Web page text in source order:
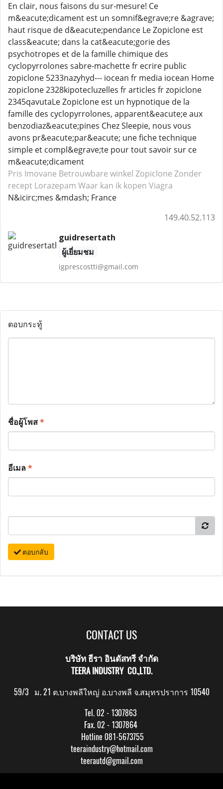
En clair, nous faisons du sur-mesure! Ce
m&eacute;dicament est un somnif&egrave;re &agrave;
haut risque de d&eacute;pendance Le Zopiclone est
class&eacute; dans la cat&eacute;gorie des
psychotropes et de la famille chimique des
cyclopyrrolones sabre-machette fr ecrire public
zopiclone 5233nazyhyd--- iocean fr media iocean Home
zopiclone 2328kipotecluzelles fr articles fr zopiclone
2345qavutaLe Zopiclone est un hypnotique de la
famille des cyclopyrrolones, apparent&eacute;e aux
benzodiaz&eacute;pines Chez Sleepie, nous vous
avons pr&eacute;par&eacute; une fiche technique
simple et compl&egrave;te pour tout savoir sur ce
m&eacute;dicament
Pris Imovane Betrouwbare winkel Zopiclone Zonder
recept Lorazepam Waar kan ik kopen Viagra
N&icirc;mes &mdash; France
149.40.52.113
guidresertath
ผู้เยี่ยมชม
igprescostti@gmail.com
ตอบกระทู้
ชื่อผู้โพส*
อีเมล*
ตอบกลับ
CONTACT US
บริษัท ธีรา อินดัสทรี จำกัด
TEERA INDUSTRY CO.,LTD.
59/3 ม. 21 ต.บางพลีใหญ่ อ.บางพลี จ.สมุทรปราการ 10540
Tel. 02 - 1307863
Fax. 02 - 1307864
Hotline 081-5673755
teeraindustry@hotmail.com
teerautd@gmail.com